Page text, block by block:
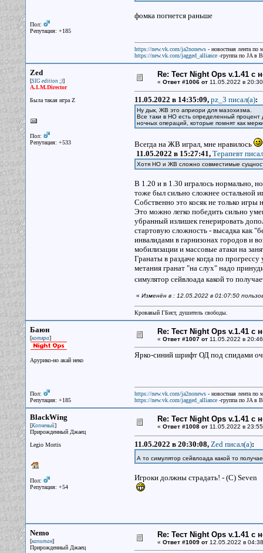
Пол:
Репутация: +185
фомка погнется раньше
https://new.vk.com/ja2nonews- новостная лента по
https://new.vk.com/jagged_alliance-группа по JA в
Zed
[SIG edition ;)]
A.I.M.Director
Была такая игра Z
Пол:
Репутация: +533
Re: Тест Night Ops v.1.41 с
« Ответ #1006 от11.05.2022 в
11.05.2022 в 14:35:09, pz_3 писал(a):
Ну дык, ЖВ это априори для мазохизма.
Все таки в НО есть определенный
ночных операций, которые помнят как
Всегда на ЖВ играл, мне нравилось
11.05.2022 в 15:27:41, Терапевт
Хотя НО и ЖВ сложно совместимые
В 1.20 и в 1.30 игралось нормально,
тоже был сильно сложнее остальной
Собственно это косяк не только игры
Это можно легко победить сильно
убранный излишек генерировать
стартовую сложность - высадка как
инвалидами в гарнизонах городов и
мобилизации и массовые атаки на
Гранаты в раздаче когда по
метания гранат "на слух" надо
симулятор сейвлоада какой то
« Изменён в : 12.05.2022 в 01:07:50
Кровавый ГБист, душитель свободы.
Баюн
[котяра]
Арурико-но акай неко
Пол:
Репутация: +185
Re: Тест Night Ops v.1.41 с
« Ответ #1007 от11.05.2022 в
Ярко-синий шрифт ОД под спидами
https://new.vk.com/ja2nonews- новостная лента по
https://new.vk.com/jagged_alliance-группа по JA в
BlackWing
[Копченый]
Прирожденный Джаец
Legio Mortis
Пол:
Репутация: +54
Re: Тест Night Ops v.1.41 с
« Ответ #1008 от11.05.2022 в
11.05.2022 в 20:30:08, Zed писал(a):
А то симулятор сейвлоада какой то
Игроки должны страдать! - (С) Seven
Nemo
[капитан]
Прирожденный Джаец
Re: Тест Night Ops v.1.41 с
« Ответ #1009 от12.05.2022 в